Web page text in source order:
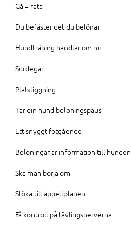
Gå = rätt
Du befäster det du belönar
Hundträning handlar om nu
Surdegar
Platsliggning
Tar din hund belöningspaus
Ett snyggt fotgående
Belöningar är information till hunden
Ska man börja om
Stöka till appellplanen
Få kontroll på tävlingsnerverna